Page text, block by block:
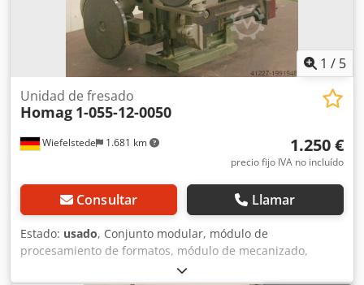
1 / 5
Wiefelstede 1.681 km
Unidad de fresado
Homag 1-055-12-0050
1.250 €
precio fijo IVA no incluído
Consultar Llamar
Estado: usado, Conjunto modular, módulo de
procesamiento de formatos, módulo de mecanizado,
módulo de fresado, módulo de fresado de perfiles, módulo